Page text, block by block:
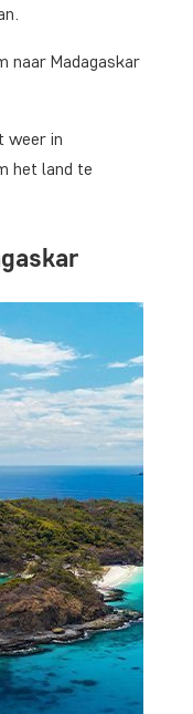
naar Madagaskar
weer in
het land te